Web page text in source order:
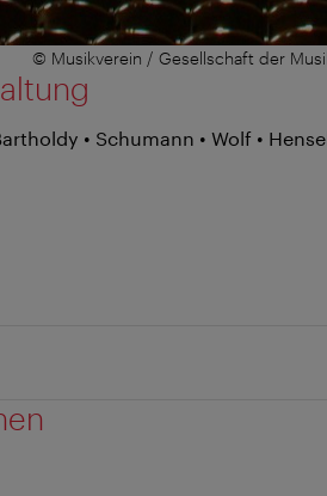
© Musikverein / Gesellschaft der
• Schumann • Wolf •